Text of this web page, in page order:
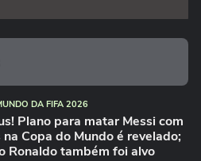
DA FIFA 2026
Plano para matar Messi com
Copa do Mundo é revelado;
Ronaldo também foi alvo